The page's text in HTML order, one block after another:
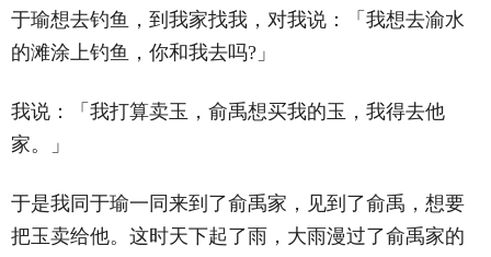
于瑜想去钓鱼，到我家找我，对我说：「我想去渝水
的滩涂上钓鱼，你和我去吗?」
我说：「我打算卖玉，俞禹想买我的玉，我得去他
家。」
于是我同于瑜一同来到了俞禹家，见到了俞禹，想要
把玉卖给他。这时天下起了雨，大雨漫过了俞禹家的